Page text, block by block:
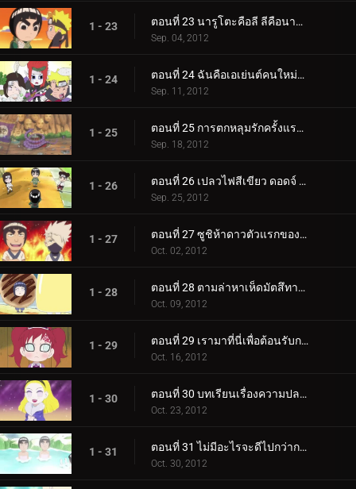
1 - 23 ตอนที่ 23 นารูโตะคือลี ลีคือนารูโตะ! / ฉันใฝ่ฝันที่จะพาเก้าหางไปเดินเล่น!
Sep. 04, 2012
1 - 24 ตอนที่ 24 ฉันคือเอเย่นต์คนใหม่ของไซ / ชนะใจเลดี้ซึนาเดะ!
Sep. 11, 2012
1 - 25 ตอนที่ 25 การตกหลุมรักครั้งแรกของกาอาระ! / ของขวัญจากโอโรจิมารุ!
Sep. 18, 2012
1 - 26 ตอนที่ 26 เปลวไฟสีเขียว ดอดจ์ ลี! / ชายผู้ใช่บอกว่าไม่!
Sep. 25, 2012
1 - 27 ตอนที่ 27 ซูชิห้าดาวตัวแรกของฉัน! / มิตรภาพ ความพยายาม และชัยชนะ!
Oct. 02, 2012
1 - 28 ตอนที่ 28 ตามล่าหาเห็ดมัตสึทาเกะ! / ลีและเนจิแยกทาง!
Oct. 09, 2012
1 - 29 ตอนที่ 29 เรามาที่นี่เพื่อต้อนรับกาอาระ! / สุดยอดอาหารฤดูใบไม้ร่วง!
Oct. 16, 2012
1 - 30 ตอนที่ 30 บทเรียนเรื่องความปลอดภัยของชิโนบิในฤดูใบไม้ร่วง! / งานศิลปะของเดอิดาระระเบิดอยู่เสมอ!
Oct. 23, 2012
1 - 31 ตอนที่ 31 ไม่มีอะไรจะดีไปกว่าการอาบน้ำแบบผสม! / วันที่ 27 ตุลาคม เป็นวันเกิดของโอโรจิมารุ…
Oct. 30, 2012